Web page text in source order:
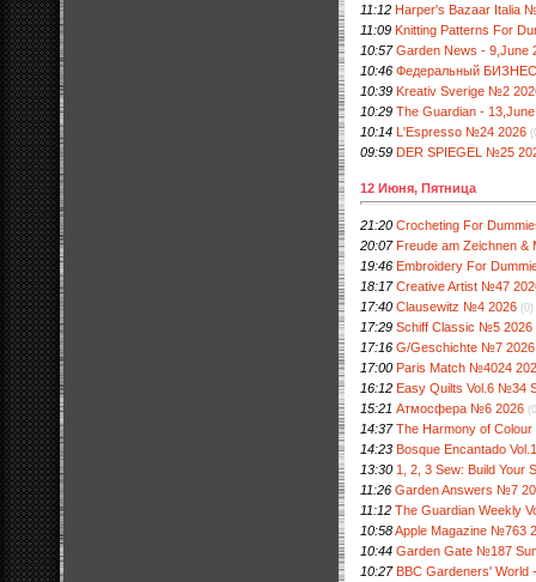
11:12 Harper's Bazaar Italia
11:09 Knitting Patterns For
10:57 Garden News - 9,June
10:46 Федеральный
10:39 Kreativ Sverige №2
10:29 The Guardian -
10:14 L'Espresso №24 2026
09:59 DER SPIEGEL №25
12 Июня, Пятница
21:20 Crocheting For
20:07 Freude am Zeichnen &
19:46 Embroidery For
18:17 Creative Artist №47
17:40 Clausewitz №4 2026 (0)
17:29 Schiff Classic №5 2026
17:16 G/Geschichte №7 2026
17:00 Paris Match №4024
16:12 Easy Quilts Vol.6 №34
15:21 Атмосфера №6 2026
14:37 The Harmony of
14:23 Bosque Encantado Vol.1
13:30 1, 2, 3 Sew: Build Your
11:26 Garden Answers №7
11:12 The Guardian Weekly
10:58Apple Magazine №763
10:44 Garden Gate №187
10:27 BBC Gardeners' World